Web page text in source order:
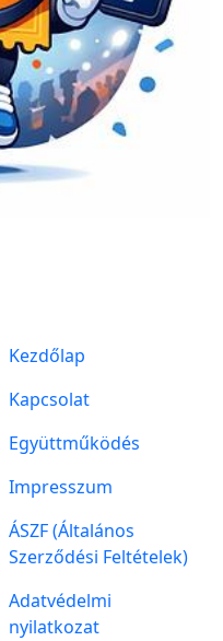
Kezdőlap
Kapcsolat
Együttműködés
Impresszum
ÁSZF (Általános
Szerződési Feltételek)
Adatvédelmi
nyilatkozat